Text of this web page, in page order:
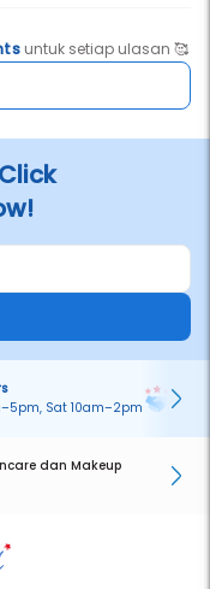
untuk setiap ulasan 🥰
Sat 10am–2pm
dan Makeup